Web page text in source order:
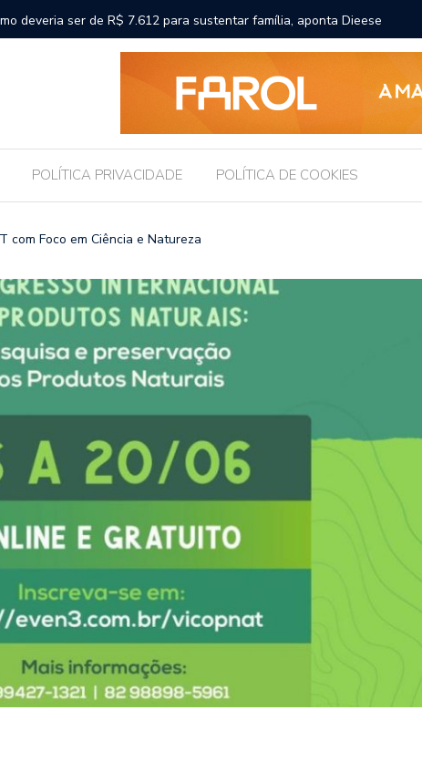
Camelo participa de convenção que oficializa candidaturas de Renan
e Renan Calheiros ao Senado
POLÍTICA PRIVACIDADE POLÍTICA DE COOKIES
com Foco em Ciência e Natureza